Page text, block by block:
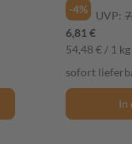
-4%
UVP:
6,81 €
54,48 € / 1 kg
sofort
In